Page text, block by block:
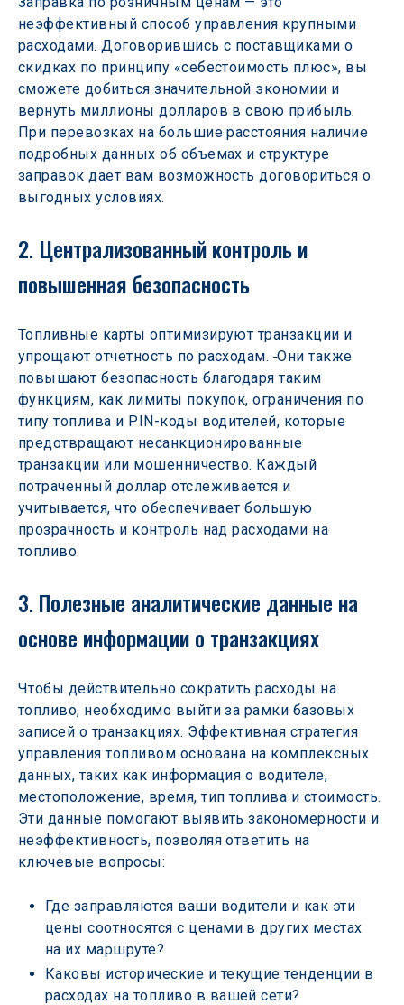
неэффективный способ управления крупными
расходами. Договорившись с поставщиками о
скидках по принципу «себестоимость плюс», вы
сможете добиться значительной экономии и
вернуть миллионы долларов в свою прибыль.
При перевозках на большие расстояния наличие
подробных данных об объемах и структуре
заправок дает вам возможность договориться о
выгодных условиях.
2. Централизованный контроль и
повышенная безопасность
Топливные карты оптимизируют транзакции и
упрощают отчетность по расходам. Они также
повышают безопасность благодаря таким
функциям, как лимиты покупок, ограничения по
типу топлива и PIN-коды водителей, которые
предотвращают несанкционированные
транзакции или мошенничество. Каждый
потраченный доллар отслеживается и
учитывается, что обеспечивает большую
прозрачность и контроль над расходами на
топливо.
3. Полезные аналитические данные на
основе информации о транзакциях
Чтобы действительно сократить расходы на
топливо, необходимо выйти за рамки базовых
записей о транзакциях. Эффективная стратегия
управления топливом основана на комплексных
данных, таких как информация о водителе,
местоположение, время, тип топлива и стоимость.
Эти данные помогают выявить закономерности и
неэффективность, позволяя ответить на
ключевые вопросы:
Где заправляются ваши водители и как эти
цены соотносятся с ценами в других местах
на их маршруте?
Каковы исторические и текущие тенденции в
расходах на топливо в вашей сети?